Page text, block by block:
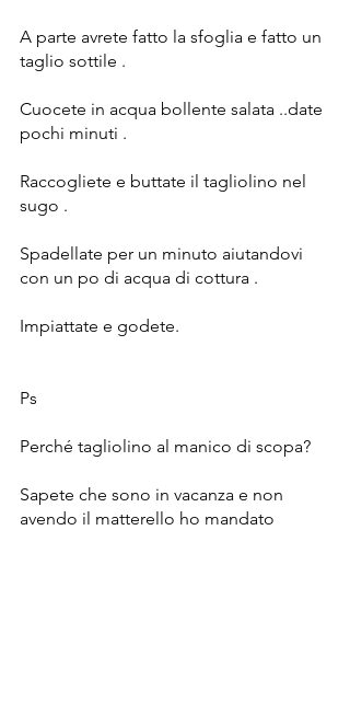
A parte avrete fatto la sfoglia e fatto un
taglio sottile .
Cuocete in acqua bollente salata ..date
pochi minuti .
Raccogliete e buttate il tagliolino nel
sugo .
Spadellate per un minuto aiutandovi
con un po di acqua di cottura .
Impiattate e godete.
Ps
Perché tagliolino al manico di scopa?
Sapete che sono in vacanza e non
avendo il matterello ho mandato